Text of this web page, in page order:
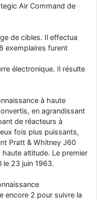
Air Command de
de cibles. Il effectua
exemplaires furent
électronique. Il résulte
à haute
en agrandissant
de réacteurs à
fois plus puissants,
Pratt & Whitney J60
altitude. Le premier
le 23 juin 1963.
encore 2 pour suivre la